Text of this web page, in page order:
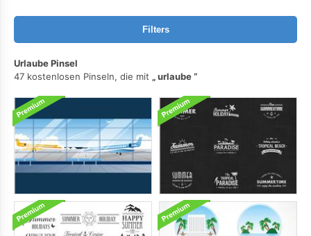
Filters
Urlaube Pinsel
47 kostenlosen Pinseln, die mit
urlaube